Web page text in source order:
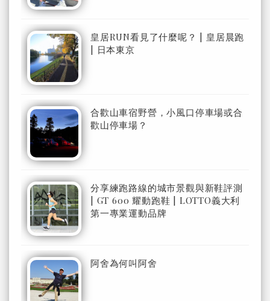
皇居RUN看見了什麼呢？ | 皇居晨跑
| 日本東京
合歡山車宿野營，小風口停車場或合
歡山停車場？
分享練跑路線的城市景觀與新鞋評測
| GT 600 耀動跑鞋 | LOTTO義大利
第一專業運動品牌
阿舍為何叫阿舍